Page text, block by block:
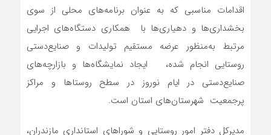
اقدامات مناسبی که به عنوان برنامه‌های محلی از سوی
بخشداری‌ها و دهیاری‌ها با همکاری دستگاه‌های اجرایی
مرتبط به‌منظور عرضه مستقیم تولیدات و صنایع‌دستی
روستایی انجام شده، ایجاد نمایشگاه‌ها و بازارچه‌های
صنایع‌دستی در ایام نوروز در سطح روستاها و مراکز
پرجمعیت شهرستان‌های استان است.
مدیرکل دفتر امور روستایی و شوراهای استانداری مازندران،